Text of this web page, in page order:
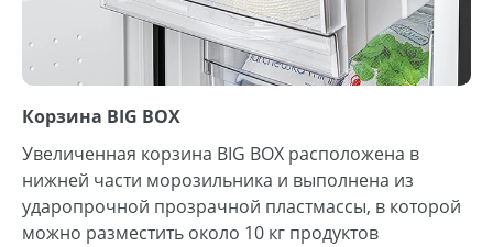
Корзина BIG BOX
Увеличенная корзина BIG BOX расположена в
нижней части морозильника и выполнена из
ударопрочной прозрачной пластмассы, в которой
можно разместить около 10 кг продуктов